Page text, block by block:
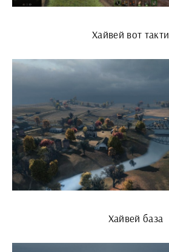
Хайвей вот
Хайвей база